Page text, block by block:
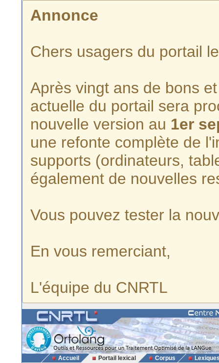
Annonce
Chers usagers du portail
Après vingt ans de bons
actuelle du portail sera
nouvelle version au 1er
une refonte complète de
supports (ordinateurs,
également de nouvelles
Vous pouvez tester la
En vous remerciant,
L'équipe du CNRTL
Accueil Portail lexical Corpus